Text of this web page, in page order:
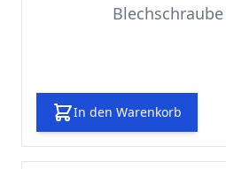
In den Warenkorb